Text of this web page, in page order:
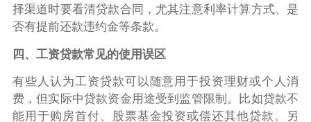
择渠道时要看清贷款合同，尤其注意利率计算方式、是
否有提前还款违约金等条款。
四、工资贷款常见的使用误区
有些人认为工资贷款可以随意用于投资理财或个人消
费，但实际中贷款资金用途受到监管限制。比如贷款不
能用于购房首付、股票基金投资或偿还其他贷款。另